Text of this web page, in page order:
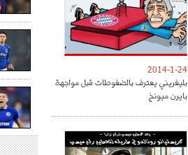
2014-1-24
بليغريني يعترف بالضغوطات قبل مواجهة
بايرن ميونخ